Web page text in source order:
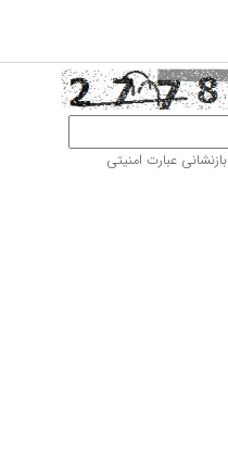
بازنشانی عبارت امنیتی